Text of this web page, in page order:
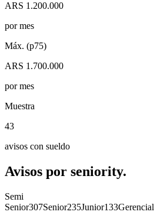
ARS 1.200.000
por mes
Máx. (p75)
ARS 1.700.000
por mes
Muestra
43
avisos con sueldo
Avisos por seniority.
Semi
Senior307Senior235Junior133Gerencial